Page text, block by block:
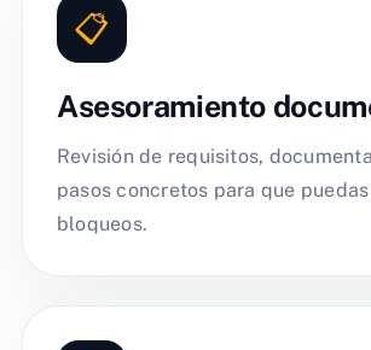
📋
Asesoramiento
Revisión de requisitos,
pasos concretos para que
bloqueos.